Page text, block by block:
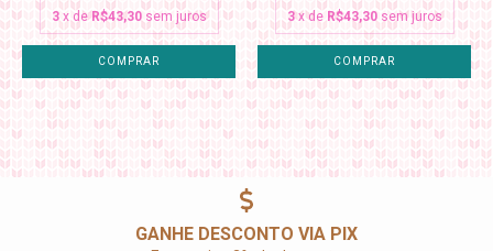
3 x deR$43,30 sem juros 3 x de R$43,30 sem juros
GANHE DESCONTO VIA PIX